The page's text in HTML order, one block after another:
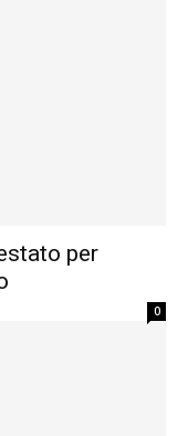
per
0